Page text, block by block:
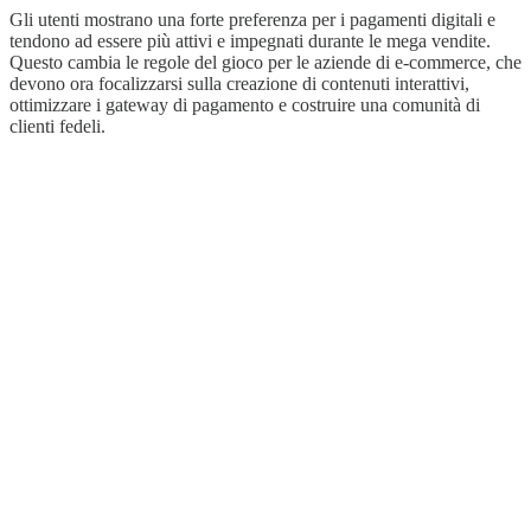
Gli utenti mostrano una forte preferenza per i pagamenti digitali e
tendono ad essere più attivi e impegnati durante le mega vendite.
Questo cambia le regole del gioco per le aziende di e-commerce, che
devono ora focalizzarsi sulla creazione di contenuti interattivi,
ottimizzare i gateway di pagamento e costruire una comunità di
clienti fedeli.